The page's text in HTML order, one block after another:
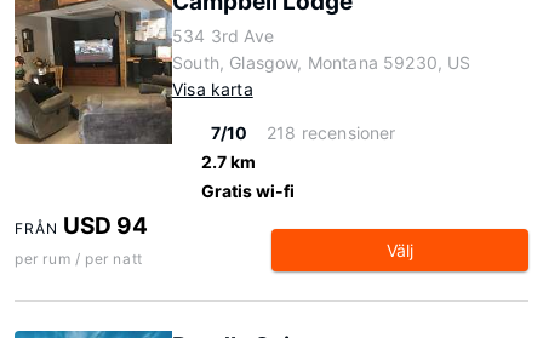
534 3rd Ave
South, Glasgow, Montana 59230, US
Visa karta
7/10
218 recensioner
2.7 km
Gratis wi-fi
FRÅN USD 94
per rum / per natt Välj